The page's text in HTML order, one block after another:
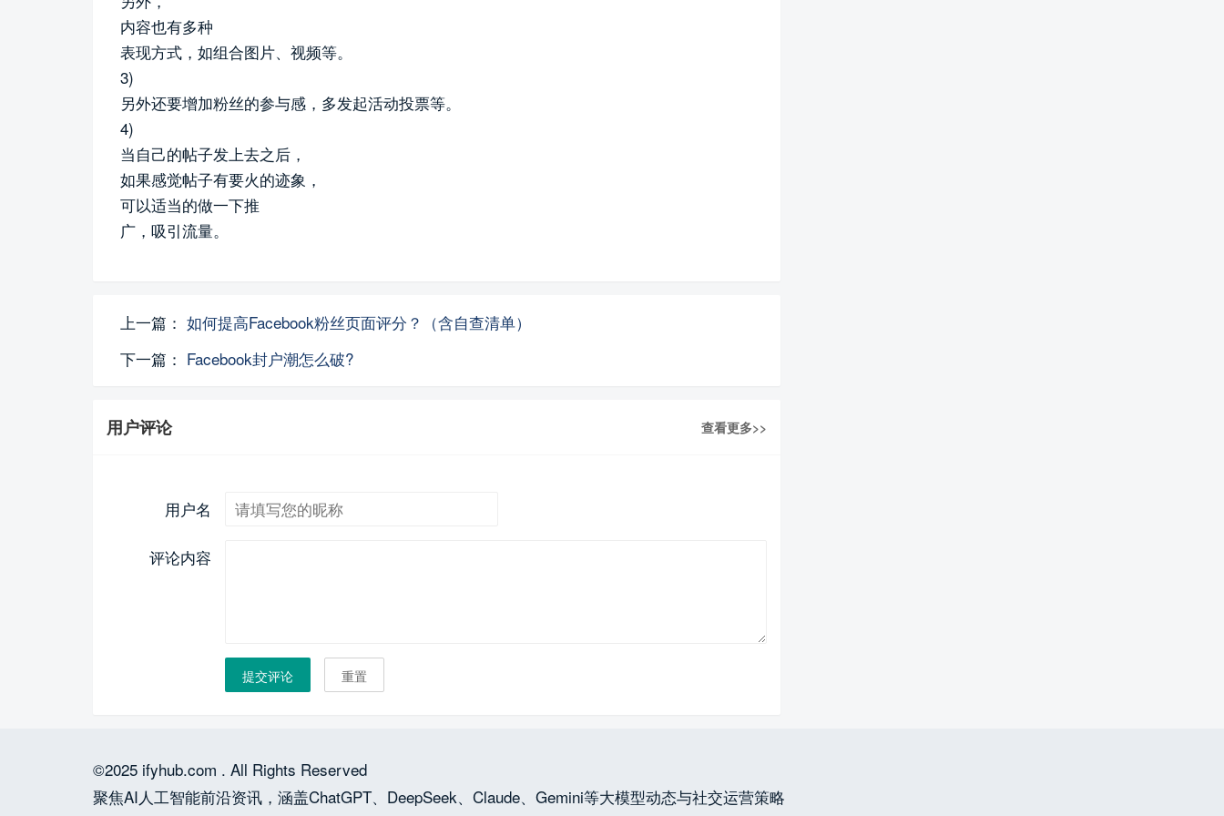
内容也有多种
表现方式，如组合图片、视频等。
3)
另外还要增加粉丝的参与感，多发起活动投票等。
4)
当自己的帖子发上去之后，
如果感觉帖子有要火的迹象，
可以适当的做一下推
广，吸引流量。
上一篇： 如何提高Facebook粉丝页面评分？（含自查清单）
下一篇： Facebook封户潮怎么破?
用户评论 查看更多>>
用户名
评论内容
提交评论 重置
©2025 ifyhub.com . All Rights Reserved
聚焦AI人工智能前沿资讯，涵盖ChatGPT、DeepSeek、Claude、Gemini等大模型动态与社交运营策略